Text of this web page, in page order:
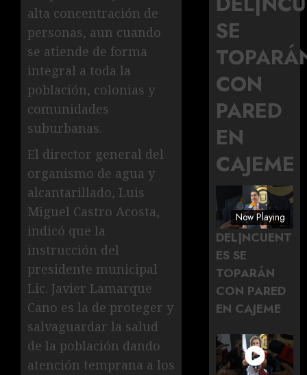
alta concentración de
personas, aun cuando
se atiende de forma
integral a toda la
población, colonias y
comunidades
suburbanas.
El director general del
organismo de agua y
alcantarillado, Luis
Miguel Castro Acosta,
indicó que la
instrucción del
presidente municipal
Lic. Javier Lamarque
Cano es la de proteger y
salvaguardar la salud
de la población dando
atención temprana a los
SE
CON
PARED
EN
CAJEME
Now Playing
DEL|NCUENT
ES SE
TOPARÁN
CON PARED
EN CAJEME